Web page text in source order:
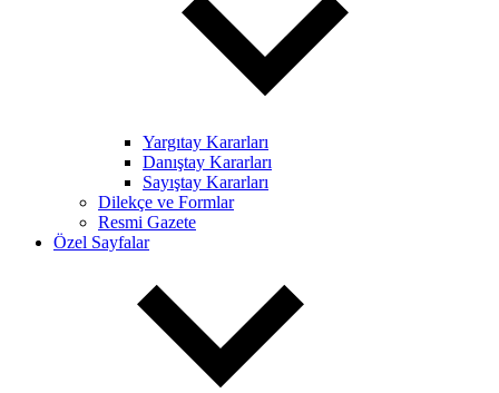
Yargıtay Kararları
Danıştay Kararları
Sayıştay Kararları
Dilekçe ve Formlar
Resmi Gazete
Özel Sayfalar